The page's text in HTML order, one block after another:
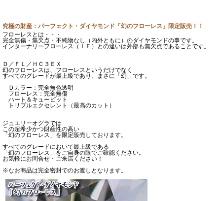
究極の財産：パーフェクト・ダイヤモンド「幻のフローレス」限定販売！！
フローレスとは・・・
完全無傷・無欠点・不純物なし（内外ともに）のダイヤモンドの事です。
インターナリーフローレス（ＩＦ）との違いは外部も無欠点であることです。
Ｄ／ＦＬ／ＨＣ３ＥＸ
幻のフローレスは、フローレスというだけでなく
すべてのグレードが最上級であり、まさに「幻」です。
Ｄカラー：完全無色透明
フローレス：完全無傷
ハート＆キューピット
トリプルエクセレント（最高のカット）
ジュエリーオグラでは
この超希少かつ財産性の高い
「幻のフローレス」を限定販売しております。
すべてのグレードにおいて最上級である
「幻のフローレス」をご自身の眼でご確認ください。
お気軽にお問合せ・ご来店ください！
※なお商品は完全密封でのお渡しとなります。